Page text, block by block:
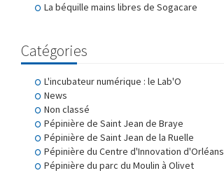
La béquille mains libres de Sogacare
Catégories
L'incubateur numérique : le Lab'O
News
Non classé
Pépinière de Saint Jean de Braye
Pépinière de Saint Jean de la Ruelle
Pépinière du Centre d'Innovation d'Orléans
Pépinière du parc du Moulin à Olivet